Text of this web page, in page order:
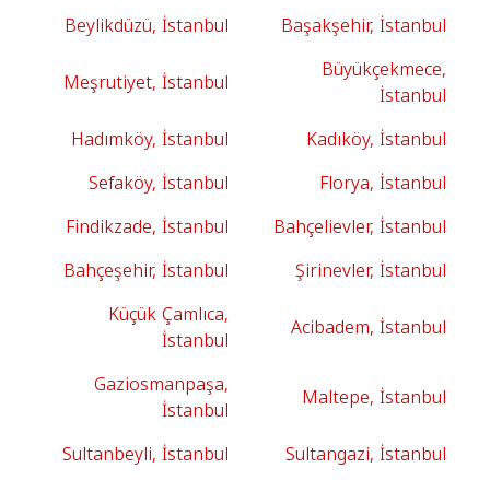
Başakşehir, İstanbul
Beylikdüzü, İstanbul
Büyükçekmece,
İstanbul
Meşrutiyet, İstanbul
Kadıköy, İstanbul
Hadımköy, İstanbul
Florya, İstanbul
Sefaköy, İstanbul
Bahçelievler, İstanbul
Findikzade, İstanbul
Şirinevler, İstanbul
Bahçeşehir, İstanbul
Acibadem, İstanbul
Küçük Çamlıca,
İstanbul
Maltepe, İstanbul
Gaziosmanpaşa,
İstanbul
Sultangazi, İstanbul
Sultanbeyli, İstanbul